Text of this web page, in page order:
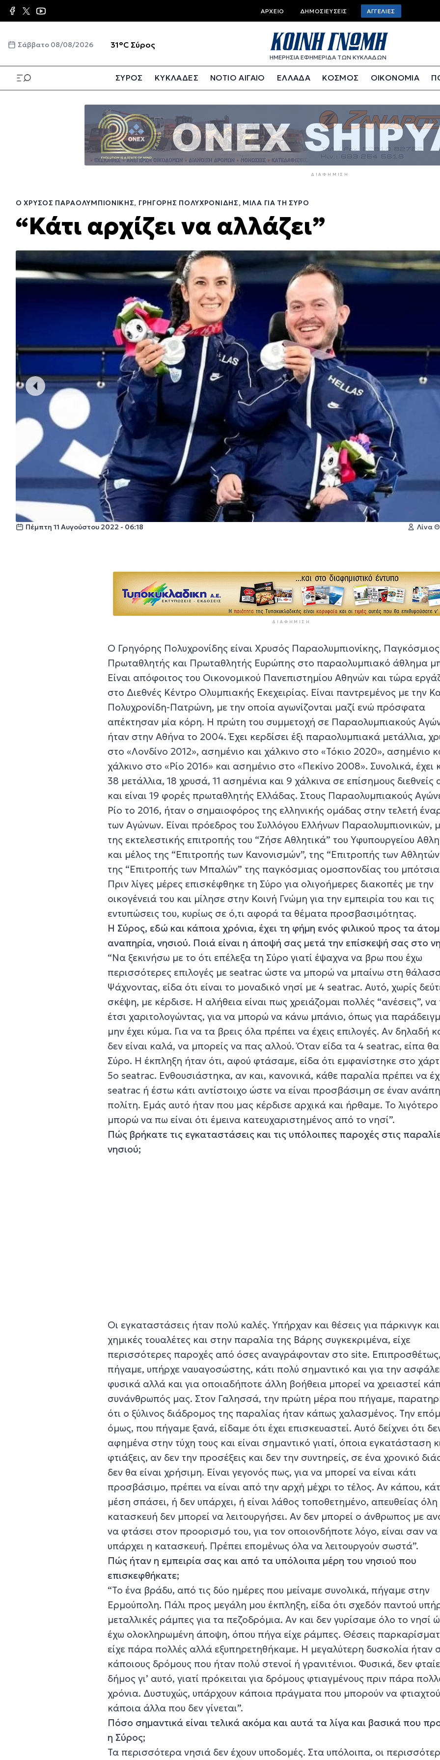
Παράκαμψη
προς
κυρίως
Top
bar
menu
ΑΡΧΕΊΟ ΔΗΜΟΣΙΕΎΣΕΙΣ ΑΓΓΕΛΊΕΣ
Σάββατο 08/08/2026 31°C Σύρος
ΗΜΕΡΗΣΙΑ ΕΦΗΜΕΡΙΔΑ ΤΩΝ ΚΥΚΛΑΔΩΝ
ΣΥΡΟΣ ΚΥΚΛΑΔΕΣ ΝΟΤΙΟ ΑΙΓΑΙΟ ΕΛΛΑΔΑ ΚΟΣΜΟΣ ΟΙΚΟΝΟΜΙΑ
ΔΙΑΦΉΜΙΣΗ
Ο ΧΡΥΣΌΣ ΠΑΡΑΟΛΥΜΠΙΟΝΊΚΗΣ, ΓΡΗΓΌΡΗΣ ΠΟΛΥΧΡΟΝΊΔΗΣ, ΜΙΛΆ ΓΙΑ ΤΗ ΣΎΡΟ
“Κάτι αρχίζει να αλλάζει”
Πέμπτη 11 Αυγούστου 2022 - 06:18 Λίνα
ΔΙΑΦΉΜΙΣΗ
Ο Γρηγόρης Πολυχρονίδης είναι Χρυσός Παραολυμπιονίκης, Παγκόσμιος
Πρωταθλητής και Πρωταθλητής Ευρώπης στο παραολυμπιακό άθλημα
Είναι απόφοιτος του Οικονομικού Πανεπιστημίου Αθηνών και τώρα
στο Διεθνές Κέντρο Ολυμπιακής Εκεχειρίας. Είναι παντρεμένος με την
Πολυχρονίδη-Πατρώνη, με την οποία αγωνίζονται μαζί ενώ πρόσφατα
απέκτησαν μία κόρη. Η πρώτη του συμμετοχή σε Παραολυμπιακούς
ήταν στην Αθήνα το 2004. Έχει κερδίσει έξι παραολυμπιακά μετάλλια,
στο «Λονδίνο 2012», ασημένιο και χάλκινο στο «Τόκιο 2020», ασημένιο
χάλκινο στο «Ρίο 2016» και ασημένιο στο «Πεκίνο 2008». Συνολικά, έχει
38 μετάλλια, 18 χρυσά, 11 ασημένια και 9 χάλκινα σε επίσημους διεθνείς
και είναι 19 φορές πρωταθλητής Ελλάδας. Στους Παραολυμπιακούς
Ρίο το 2016, ήταν ο σημαιοφόρος της ελληνικής ομάδας στην τελετή
των Αγώνων. Είναι πρόεδρος του Συλλόγου Ελλήνων Παραολυμπιονικών,
της εκτελεστικής επιτροπής του “Ζήσε Αθλητικά” του Υφυπουργείου
και μέλος της “Επιτροπής των Κανονισμών”, της “Επιτροπής των
της “Επιτροπής των Μπαλών” της παγκόσμιας ομοσπονδίας του
Πριν λίγες μέρες επισκέφθηκε τη Σύρο για ολιγοήμερες διακοπές με την
οικογένειά του και μίλησε στην Κοινή Γνώμη για την εμπειρία του και τις
εντυπώσεις του, κυρίως σε ό,τι αφορά τα θέματα προσβασιμότητας.
Η Σύρος, εδώ και κάποια χρόνια, έχει τη φήμη ενός φιλικού προς τα
αναπηρία, νησιού. Ποιά είναι η άποψή σας μετά την επίσκεψή σας στο
“Να ξεκινήσω με το ότι επέλεξα τη Σύρο γιατί έψαχνα να βρω που έχω
περισσότερες επιλογές με seatrac ώστε να μπορώ να μπαίνω στη
Ψάχνοντας, είδα ότι είναι το μοναδικό νησί με 4 seatrac. Αυτό, χωρίς
σκέψη, με κέρδισε. Η αλήθεια είναι πως χρειάζομαι πολλές “ανέσεις”,
έτσι χαριτολογώντας, για να μπορώ να κάνω μπάνιο, όπως για
μην έχει κύμα. Για να τα βρεις όλα πρέπει να έχεις επιλογές. Αν δηλαδή
δεν είναι καλά, να μπορείς να πας αλλού. Όταν είδα τα 4 seatrac, είπα
Σύρο. Η έκπληξη ήταν ότι, αφού φτάσαμε, είδα ότι εμφανίστηκε στο
5ο seatrac. Ενθουσιάστηκα, αν και, κανονικά, κάθε παραλία πρέπει να
seatrac ή έστω κάτι αντίστοιχο ώστε να είναι προσβάσιμη σε έναν
πολίτη. Εμάς αυτό ήταν που μας κέρδισε αρχικά και ήρθαμε. Το
μπορώ να πω είναι ότι έμεινα κατευχαριστημένος από το νησί”.
Πώς βρήκατε τις εγκαταστάσεις και τις υπόλοιπες παροχές στις
νησιού;
Οι εγκαταστάσεις ήταν πολύ καλές. Υπήρχαν και θέσεις για πάρκινγκ και
χημικές τουαλέτες και στην παραλία της Βάρης συγκεκριμένα, είχε
περισσότερες παροχές από όσες αναγράφονταν στο site.
πήγαμε, υπήρχε ναυαγοσώστης, κάτι πολύ σημαντικό και για την
φυσικά αλλά και για οποιαδήποτε άλλη βοήθεια μπορεί να χρειαστεί
συνάνθρωπός μας. Στον Γαλησσά, την πρώτη μέρα που πήγαμε,
ότι ο ξύλινος διάδρομος της παραλίας ήταν κάπως χαλασμένος. Την
όμως, που πήγαμε ξανά, είδαμε ότι έχει επισκευαστεί. Αυτό δείχνει ότι
αφημένα στην τύχη τους και είναι σημαντικό γιατί, όποια εγκατάσταση
φτιάξεις, αν δεν την προσέξεις και δεν την συντηρείς, σε ένα χρονικό
δεν θα είναι χρήσιμη. Είναι γεγονός πως, για να μπορεί να είναι κάτι
προσβάσιμο, πρέπει να είναι από την αρχή μέχρι το τέλος. Αν κάπου,
μέση σπάσει, ή δεν υπάρχει, ή είναι λάθος τοποθετημένο, απευθείας όλη
κατασκευή δεν μπορεί να λειτουργήσει. Αν δεν μπορεί ο άνθρωπος με
να φτάσει στον προορισμό του, για τον οποιονδήποτε λόγο, είναι σαν
υπάρχει η κατασκευή. Πρέπει επομένως όλα να λειτουργούν σωστά”.
Πώς ήταν η εμπειρία σας και από τα υπόλοιπα μέρη του νησιού που
επισκεφθήκατε;
“Το ένα βράδυ, από τις δύο ημέρες που μείναμε συνολικά, πήγαμε στην
Ερμούπολη. Πάλι προς μεγάλη μου έκπληξη, είδα ότι σχεδόν παντού
μεταλλικές ράμπες για τα πεζοδρόμια. Αν και δεν γυρίσαμε όλο το νησί
έχω ολοκληρωμένη άποψη, όπου πήγα είχε ράμπες. Θέσεις
είχε πάρα πολλές αλλά εξυπηρετηθήκαμε. Η μεγαλύτερη δυσκολία ήταν
κάποιους δρόμους που ήταν πολύ στενοί ή γρανιτένιοι. Φυσικά, δεν
δήμος γι’ αυτό, γιατί πρόκειται για δρόμους φτιαγμένους πριν πάρα
χρόνια. Δυστυχώς, υπάρχουν κάποια πράγματα που μπορούν να
κάποια άλλα που δεν γίνεται”.
Πόσο σημαντικά είναι τελικά ακόμα και αυτά τα λίγα και βασικά που
η Σύρος;
Τα περισσότερα νησιά δεν έχουν υποδομές. Στα υπόλοιπα, οι